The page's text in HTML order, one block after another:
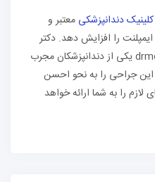
کلینیک دندانپزشکی معتبر و
را افزایش دهد. دکتر
شهاب محمدی، drmohammadi.com یکی از دندانپزشکان مجرب
این جراحی را به نحو احسن
لازم را به شما ارائه خواهد